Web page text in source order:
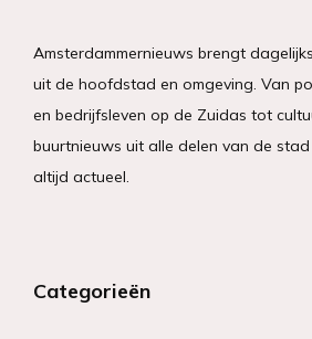
Amsterdammernieuws brengt
uit de hoofdstad en omgeving. Van
en bedrijfsleven op de Zuidas tot
buurtnieuws uit alle delen van de stad
altijd actueel.
Categorieën